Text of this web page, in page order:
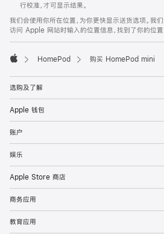
行校准，才可显示结果。
我们会使用你所在位置，为你更快显示送货选项。我
访问 Apple 网站时输入的位置信息，找到了你的位置
HomePod 购买 HomePod mini
选购及了解
Apple 钱包
账户
娱乐
Apple Store 商店
商务应用
教育应用